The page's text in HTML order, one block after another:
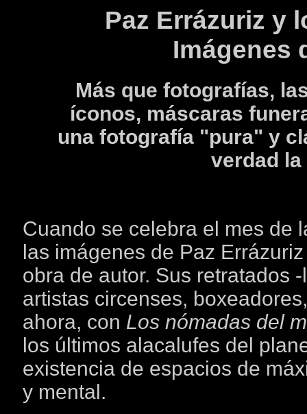
Paz Errázuriz y
Imágenes
Más que fotografías,
íconos, máscaras
una fotografía "pura" y
verdad
Cuando se celebra el mes de
las imágenes de Paz
obra de autor. Sus retratados
artistas circenses,
ahora, con Los nómadas del
los últimos alacalufes del
existencia de espacios de
y mental.